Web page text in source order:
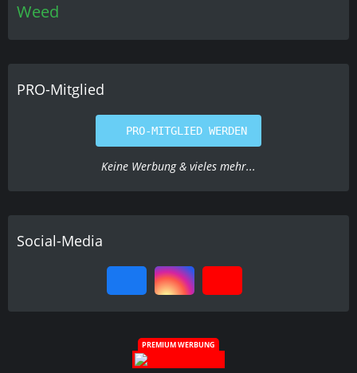
Weed
PRO-Mitglied
PRO-MITGLIED WERDEN
Keine Werbung & vieles mehr...
Social-Media
PREMIUM WERBUNG